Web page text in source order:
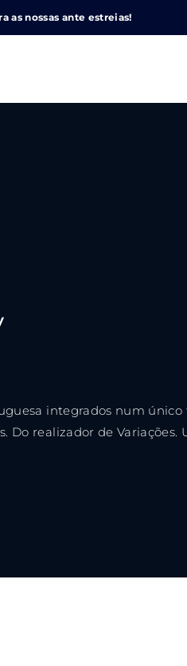
as nossas ante estreias!
integrados num único
Do realizador de Variações.